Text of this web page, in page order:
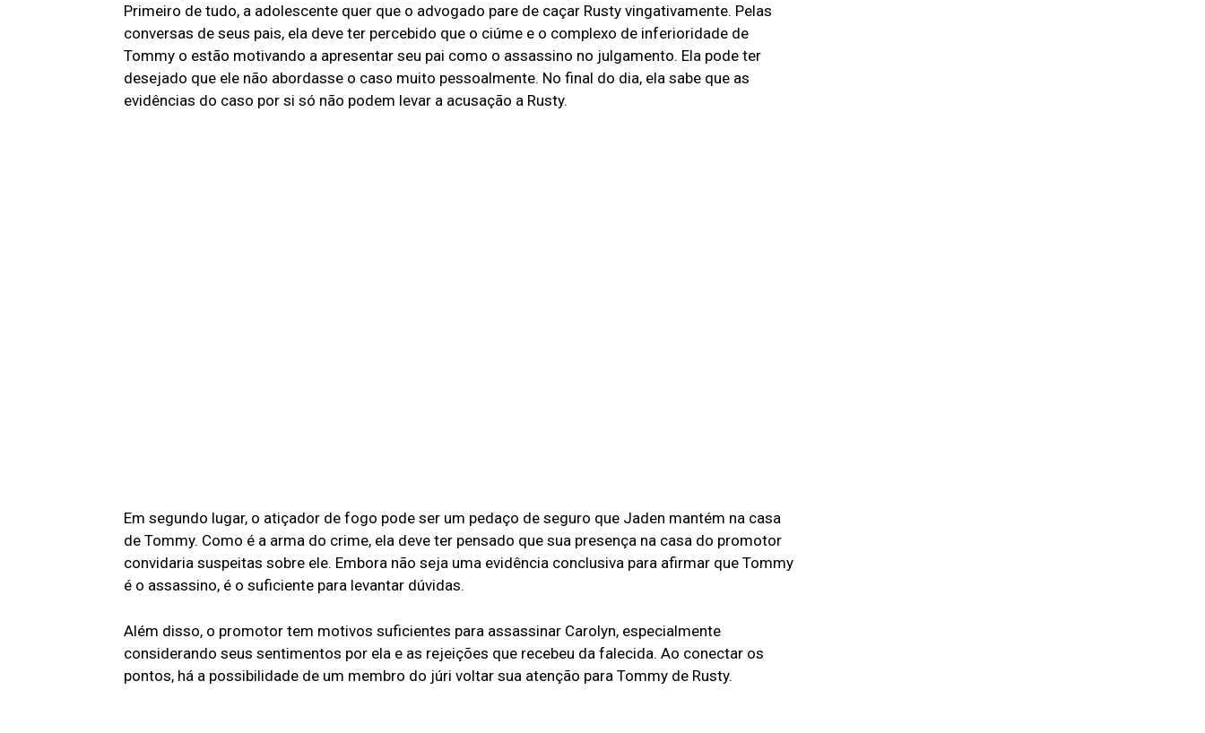
Primeiro de tudo, a adolescente quer que o advogado pare de caçar Rusty vingativamente. Pelas
conversas de seus pais, ela deve ter percebido que o ciúme e o complexo de inferioridade de
Tommy o estão motivando a apresentar seu pai como o assassino no julgamento. Ela pode ter
desejado que ele não abordasse o caso muito pessoalmente. No final do dia, ela sabe que as
evidências do caso por si só não podem levar a acusação a Rusty.
Em segundo lugar, o atiçador de fogo pode ser um pedaço de seguro que Jaden mantém na casa
de Tommy. Como é a arma do crime, ela deve ter pensado que sua presença na casa do promotor
convidaria suspeitas sobre ele. Embora não seja uma evidência conclusiva para afirmar que Tommy
é o assassino, é o suficiente para levantar dúvidas.
Além disso, o promotor tem motivos suficientes para assassinar Carolyn, especialmente
considerando seus sentimentos por ela e as rejeições que recebeu da falecida. Ao conectar os
pontos, há a possibilidade de um membro do júri voltar sua atenção para Tommy de Rusty.